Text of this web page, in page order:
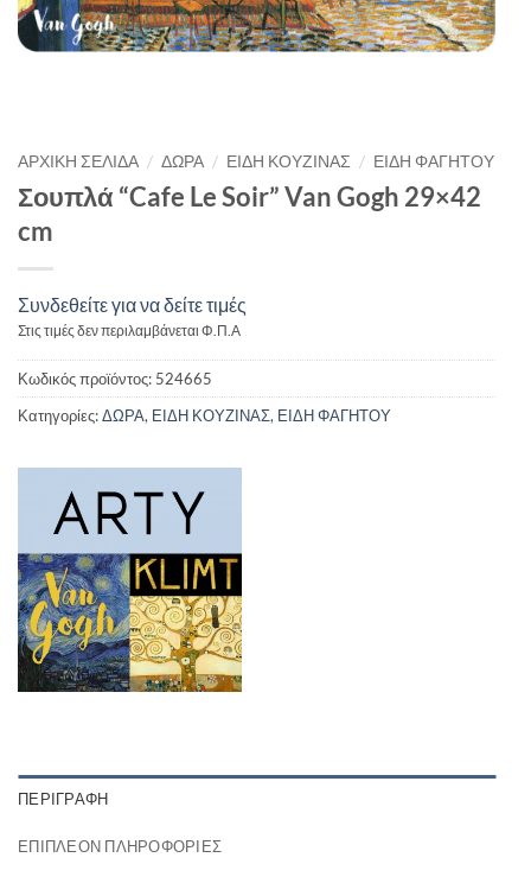
ΑΡΧΙΚΉ ΣΕΛΊΔΑ / ΔΩΡΑ / ΕΙΔΗ ΚΟΥΖΙΝΑΣ / ΕΙΔΗ ΦΑΓΗΤΟΥ
Σουπλά “Cafe Le Soir” Van Gogh 29×42
cm
Συνδεθείτε για να δείτε τιμές
Στις τιμές δεν περιλαμβάνεται Φ.Π.Α
Κωδικός προϊόντος: 524665
Κατηγορίες:ΔΩΡΑ, ΕΙΔΗ ΚΟΥΖΙΝΑΣ, ΕΙΔΗ ΦΑΓΗΤΟΥ
ΠΕΡΙΓΡΑΦΉ
ΕΠΙΠΛΈΟΝ ΠΛΗΡΟΦΟΡΊΕΣ